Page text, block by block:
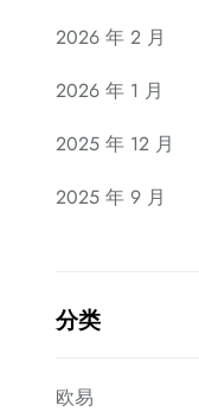
2026 年 2 月
2026 年 1 月
2025 年 12 月
2025 年 9 月
分类
欧易